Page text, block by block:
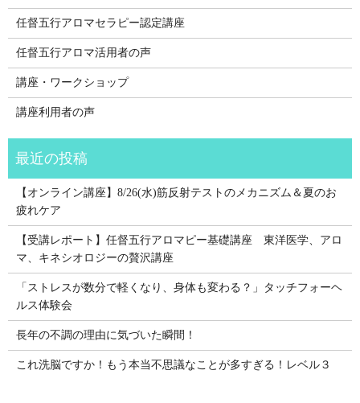
任督五行アロマセラピー認定講座
任督五行アロマ活用者の声
講座・ワークショップ
講座利用者の声
【オンライン講座】8/26(水)筋反射テストのメカニズム＆夏のお
疲れケア
【受講レポート】任督五行アロマピー基礎講座 東洋医学、アロ
マ、キネシオロジーの贅沢講座
「ストレスが数分で軽くなり、身体も変わる？」タッチフォーヘ
ルス体験会
長年の不調の理由に気づいた瞬間！
これ洗脳ですか！もう本当不思議なことが多すぎる！レベル３